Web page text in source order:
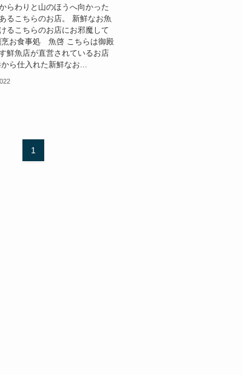
らわりと山のほうへ向かった
るこちらのお店。 新鮮なお魚
るこちらのお店にお邪魔して
烹お食事処 魚啓 こちらは御殿
鮮魚店が直営されているお店
ら仕入れた新鮮なお...
1